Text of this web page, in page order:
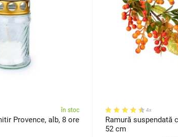
în stoc
Provence, alb, 8 ore
4x
Ramură suspendată
52 cm